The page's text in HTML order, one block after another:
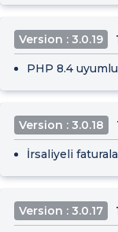
Version : 3.0.19
PHP 8.4
Version : 3.0.18
İrsaliyeli
Version : 3.0.17